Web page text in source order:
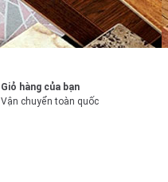
Giỏ hàng của bạn
Vận chuyển toàn quốc